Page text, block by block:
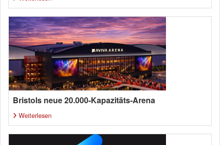
Bristols neue 20.000-Kapazitäts-Arena
Weiterlesen